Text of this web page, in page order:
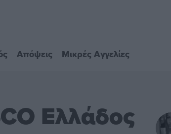
Απόψεις Μικρές Αγγελίες
Ελλάδος